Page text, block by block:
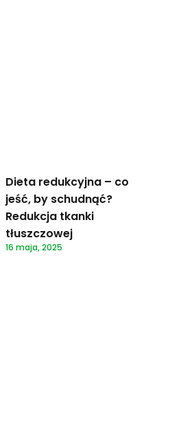
Dieta redukcyjna – co
jeść, by schudnąć?
Redukcja tkanki
tłuszczowej
16 maja, 2025